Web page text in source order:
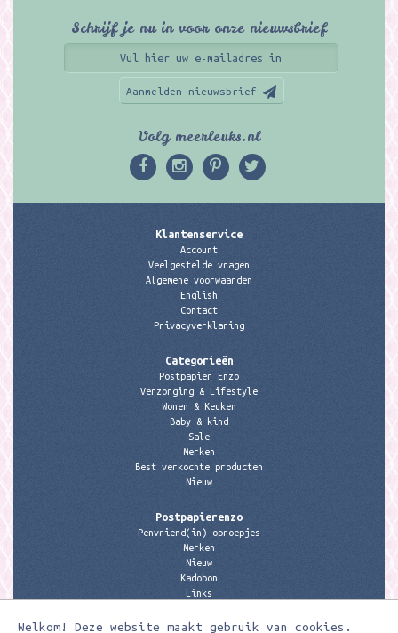
Welkom! Deze website maakt gebruik van cookies.
Schrijf je nu in voor onze nieuwsbrief
Aanmelden nieuwsbrief
Volg meerleuks.nl
Klantenservice
Account
Veelgestelde vragen
Algemene voorwaarden
English
Contact
Privacyverklaring
Categorieën
Postpapier Enzo
Verzorging & Lifestyle
Wonen & Keuken
Baby & kind
Sale
Merken
Best verkochte producten
Nieuw
Postpapierenzo
Penvriend(in) oproepjes
Merken
Nieuw
Kadobon
Links
Contactgegevens